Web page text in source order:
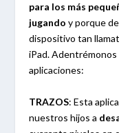
para los más
jugando y porque
dispositivo tan
iPad.
aplicaciones:
TRAZOS: Esta
nuestros hijos a